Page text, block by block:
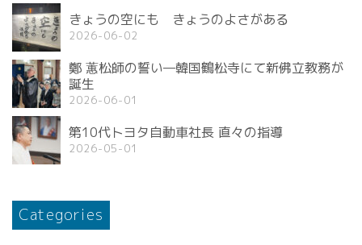
きょうの空にも きょうのよさがある
2026-06-02
鄭 蕙松師の誓い—韓国鶴松寺にて新佛立教務が
誕生
2026-06-01
第10代トヨタ自動車社長 直々の指導
2026-05-01
Categories